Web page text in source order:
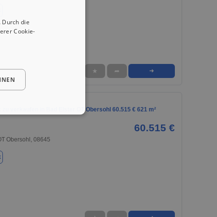
★ ➦ ➜
zu verkaufen in Bad Elster OT Obersohl 60.515 € 621 m²
60.515 €
Obersohl, 08645
die
Cookie-